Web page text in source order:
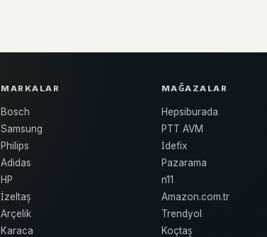
MARKALAR
Bosch
Samsung
Philips
Adidas
HP
İzeltaş
Arçelik
Karaca
MAĞAZALAR
Hepsiburada
PTT AVM
İdefix
Pazarama
n11
Amazon.com.tr
Trendyol
Koçtaş